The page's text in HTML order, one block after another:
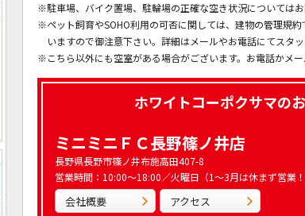
※駐車場、バイク置場、駐輪場の正確な空き状況についてはお
※ペット飼育やSOHO利用の可否に関しては、建物の管理規
いますので御注意下さい。詳細はメールやお電話にてスタッ
※こちら以外にも空室がある場合がございます。お電話かメー
ホワイトコーポクサマの
ミニミニＦＣ長野篠ノ井店
長野県長野市篠ノ井布施高田407-8
営業時間：10:00～18:00／火曜日（1～3月は休まず営業！
会社概要 アクセス